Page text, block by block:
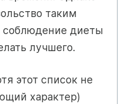
таким
соблюдение диеты
лучшего.
этот список не
характер)